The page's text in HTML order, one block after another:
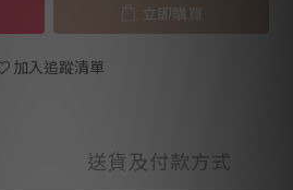
立即購買
加入追蹤清單
送貨及付款方式